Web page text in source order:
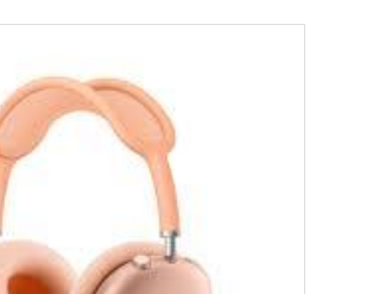
KUNDESERVICE
FORRETNINGSBETINGELSER
LOG IND